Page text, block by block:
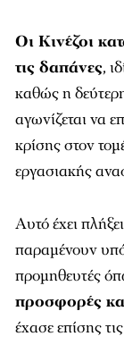
Οι Κινέζοι
τις δαπάνες,
καθώς η
αγωνίζεται να
κρίσης στον
εργασιακής
Αυτό έχει
παραμένουν
προμηθευτές
προσφορές
έχασε επίσης